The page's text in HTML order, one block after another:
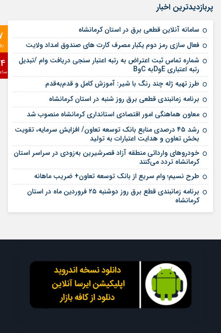
2 هفته قبل
دکتر محسن ضیائی، مدیرعامل صندوق کارآفرینی
امید، تفاهم‌نامه یک همتی توسعه تولید و اشتغال استان اردبیل را
امضا کرد
2 هفته قبل حملۀ آمریکا به حوالی شهرستان اسلام‌آباد غرب
قدردانی شهردار کرمانشاه از نماینده ولی فقیه در
استان و امام جمعه کرمانشاه به واسطه حمایت از مدیریت شهری
2 هفته قبل
آغاز به کار سامانه هوشمند پرداخت الکترونیک در
ناوگان حمل و نقل عمومی شهرداری کرمانشاه
پربازدیدترین اخبار
سامانه آنلاین قطعی برق در استان کرمانشاه
فعال سازی رمز دوم یکبار مصرف کارت های صندوق امداد ولایت
شماره تماس ثبت اعتراض به رتبه اعتبار سنجی دریافت وام /تبدیل
رتبه اعتباری EوDبه CوB
طرز تهیه ژله چند رنگ با شیر: آموزش کامل و قدم‌به‌قدم
برنامه زمانبندی قطعی برق روز شنبه در استان کرمانشاه
معاون هماهنگی امور اقتصادی استانداری کرمانشاه منصوب شد
رشد ۴۵ درصدی منابع بانک توسعه تعاون/ افزایش سرمایه، تقویت
بخش تعاون و هدایت اعتبارات به تولید
خودروهای وارداتی منطقه آزاد قصرشیرین به‌زودی در سراسر استان
کرمانشاه تردد می‌کنند
طرح نسیم؛ وام سریع از بانک توسعه تعاون+ ضریب ماهانه
برنامه زمانبندی قطع برق روز دوشنبه ۲۵ فروردین ماه در استان
کرمانشاه